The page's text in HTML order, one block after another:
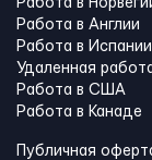
Работа в
Работа в Англии
Работа в Испании
Удаленная
Работа в США
Работа в Канадe
Публичная